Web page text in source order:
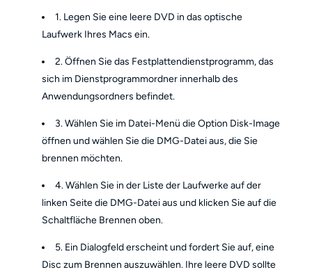
1. Legen Sie eine leere DVD in das optische
Laufwerk Ihres Macs ein.
2. Öffnen Sie das Festplattendienstprogramm, das
sich im Dienstprogrammordner innerhalb des
Anwendungsordners befindet.
3. Wählen Sie im Datei-Menü die Option Disk-Image
öffnen und wählen Sie die DMG-Datei aus, die Sie
brennen möchten.
4. Wählen Sie in der Liste der Laufwerke auf der
linken Seite die DMG-Datei aus und klicken Sie auf die
Schaltfläche Brennen oben.
5. Ein Dialogfeld erscheint und fordert Sie auf, eine
Disc zum Brennen auszuwählen. Ihre leere DVD sollte